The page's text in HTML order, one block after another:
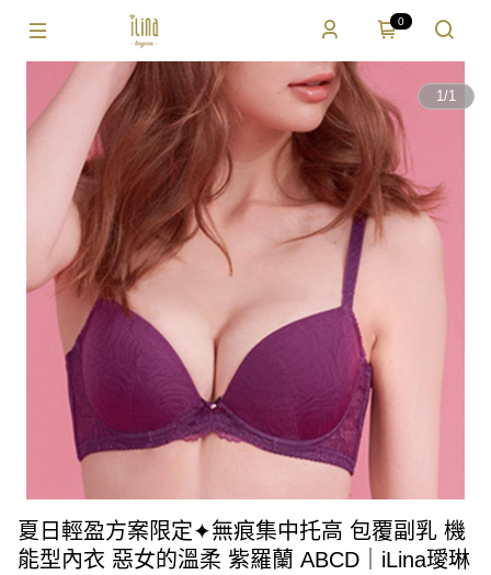
0
1/1
夏日輕盈方案限定✦無痕集中托高 包覆副乳 機
能型內衣 惡女的溫柔 紫羅蘭 ABCD｜iLina璦琳